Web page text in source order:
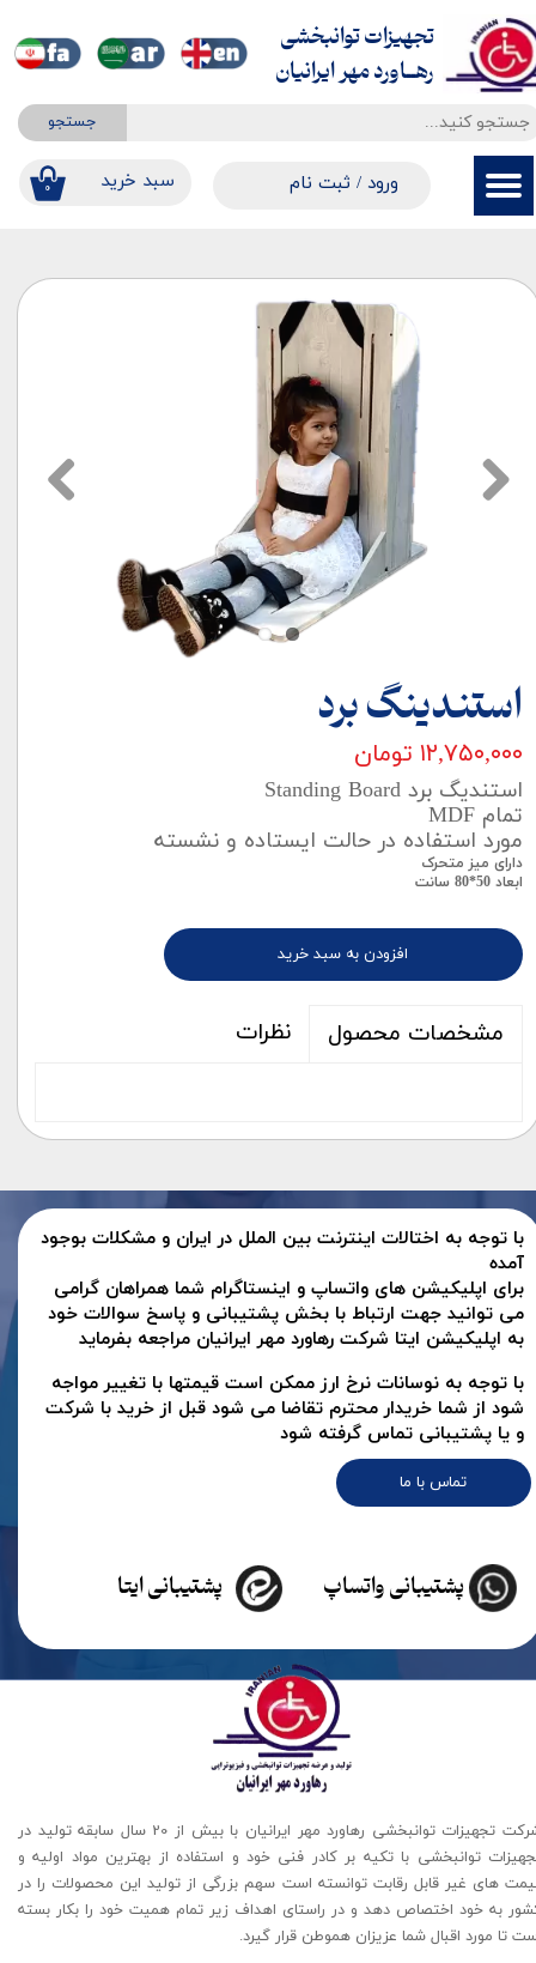
جستجو
۰ ​​سبد خرید ورود / ثبت نام
حساب کاربری من
سفارشات
خروج از حساب کاربری
تجهیزات توانبخشی
​​​​​​​رهــاورد مهر ایرانیان
استندینگ برد
۱۲,۷۵۰,۰۰۰ تومان
استندیگ برد Standing Board
تمام MDF
مورد استفاده در حالت ایستاده و نشسته
دارای میز متحرک
ابعاد 50*80 سانت
افزودن به سبد خرید
مشخصات محصول نظرات
تماس با ما
با توجه به اختالات اینترنت بین الملل در ایران و مشکلات بوجود
آمده
برای اپلیکیشن های واتساپ و اینستاگرام شما همراهان گرامی
می توانید جهت ارتباط با بخش پشتیبانی و پاسخ سوالات خود
به اپلیکیشن ایتا شرکت رهاورد مهر ایرانیان مراجعه بفرماید
پشتیبانی ایتا پشتیبانی واتساپ
با توجه به نوسانات نرخ ارز ممکن است قیمتها با تغییر مواجه
شود از شما خریدار محترم تقاضا می شود قبل از خرید با شرکت
و یا پشتیبانی تماس گرفته شود
شرکت تجهیزات توانبخشی رهاورد مهر ایرانیان با بیش از 20 سال سابقه تولید در
توانبخشی با تکیه بر کادر فنی خود و استفاده از بهترین مواد اولیه و
های غیر قابل رقابت توانسته است سهم بزرگی از تولید این محصولات را در
به خود اختصاص دهد و در راستای اهداف زیر تمام همیت خود را بکار بسته
تا مورد اقبال شما عزیزان هموطن قرار گیرد​​​​​​​.